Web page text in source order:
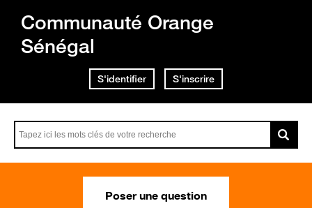
Communauté Orange
Sénégal
S'identifier S'inscrire
Poser une question